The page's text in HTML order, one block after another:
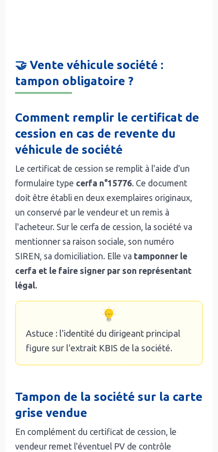
🤝 Vente véhicule société :
tampon obligatoire ?
Comment remplir le certificat de
cession en cas de revente du
véhicule de société
Le certificat de cession se remplit à l'aide d'un
formulaire type cerfa n°15776. Ce document
doit être établi en deux exemplaires originaux,
un conservé par le vendeur et un remis à
l'acheteur. Sur le cerfa de cession, la société va
mentionner sa raison sociale, son numéro
SIREN, sa domiciliation. Elle va tamponner le
cerfa et le faire signer par son représentant
légal.
Astuce : l'identité du dirigeant principal
figure sur l'extrait KBIS de la société.
Tampon de la société sur la carte
grise vendue
En complément du certificat de cession, le
vendeur remet l'éventuel PV de contrôle